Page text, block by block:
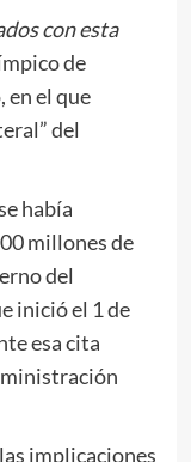
con esta
de
en el que
del
había
millones de
del
inició el 1 de
esa cita
implicaciones